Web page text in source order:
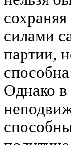
силами
партии,
Однако в